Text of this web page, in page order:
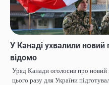
У Канаді ухвалили новий
відомо
Уряд Канади оголосив про
цього разу для України